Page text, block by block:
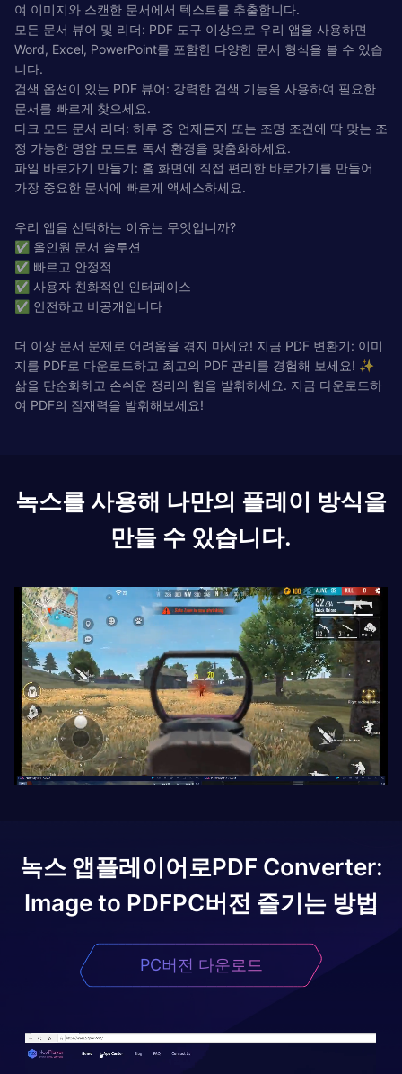
여 이미지와 스캔한 문서에서 텍스트를 추출합니다.
모든 문서 뷰어 및 리더: PDF 도구 이상으로 우리 앱을 사용하면
Word, Excel, PowerPoint를 포함한 다양한 문서 형식을 볼 수 있습
니다.
검색 옵션이 있는 PDF 뷰어: 강력한 검색 기능을 사용하여 필요한
문서를 빠르게 찾으세요.
다크 모드 문서 리더: 하루 중 언제든지 또는 조명 조건에 딱 맞는 조
정 가능한 명암 모드로 독서 환경을 맞춤화하세요.
파일 바로가기 만들기: 홈 화면에 직접 편리한 바로가기를 만들어
가장 중요한 문서에 빠르게 액세스하세요.
우리 앱을 선택하는 이유는 무엇입니까?
✅ 올인원 문서 솔루션
✅ 빠르고 안정적
✅ 사용자 친화적인 인터페이스
✅ 안전하고 비공개입니다
더 이상 문서 문제로 어려움을 겪지 마세요! 지금 PDF 변환기: 이미
지를 PDF로 다운로드하고 최고의 PDF 관리를 경험해 보세요! ✨
삶을 단순화하고 손쉬운 정리의 힘을 발휘하세요. 지금 다운로드하
여 PDF의 잠재력을 발휘해보세요!
녹스를 사용해 나만의 플레이 방식을
만들 수 있습니다.
녹스 앱플레이어로PDF Converter:
Image to PDFPC버전 즐기는 방법
PC버전 다운로드